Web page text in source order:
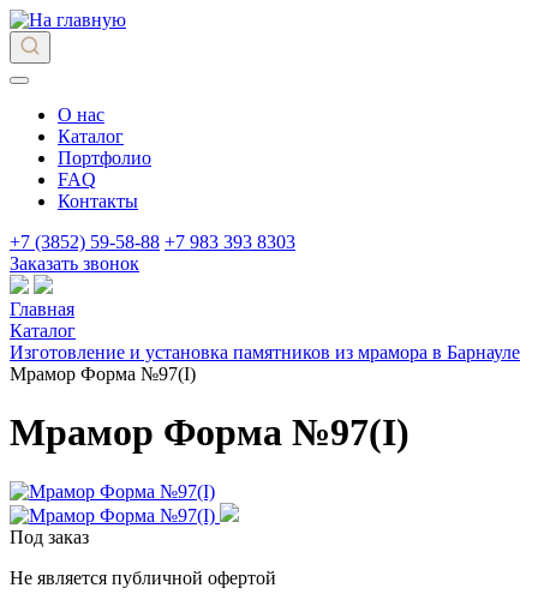
О нас
Каталог
Портфолио
FAQ
Контакты
+7 (3852) 59-58-88 +7 983 393 8303
Заказать звонок
Главная
Каталог
Изготовление и установка памятников из мрамора в Барнауле
Мрамор Форма №97(I)
Мрамор Форма №97(I)
Под заказ
Не является публичной офертой